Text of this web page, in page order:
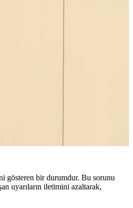
gösteren bir durumdur. Bu sorunu
uyarıların iletimini azaltarak,